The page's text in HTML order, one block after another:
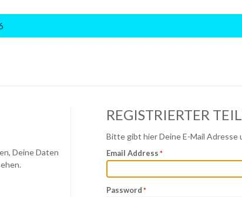
Deine Daten
REGISTRIERTER
Bitte gibt hier Deine E-Mail Adresse
Email Address
Password